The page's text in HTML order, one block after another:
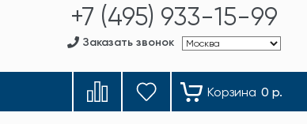
+7 (495) 933-15-99
Заказать звонок
Корзина 0 р.